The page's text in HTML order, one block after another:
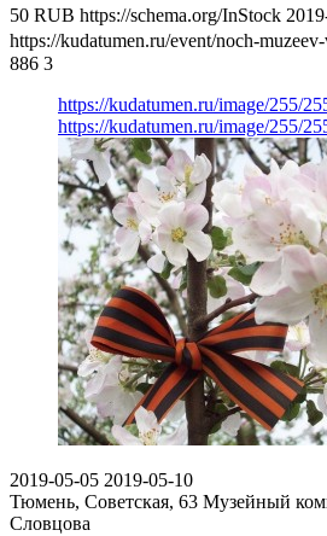
50 RUB https://schema.org/InStock
https://kudatumen.ru/event/noch-
886 3
https://kudatumen.ru/image/255/
https://kudatumen.ru/image/255/
2019-05-05 2019-05-10
Тюмень, Советская, 63 Музейный
Словцова